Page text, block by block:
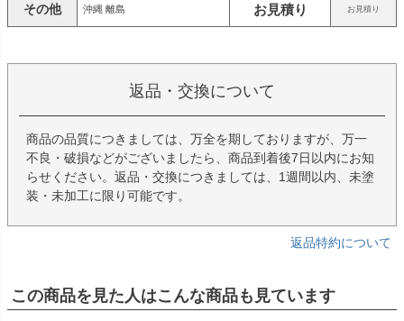
その他 沖縄 離島 お見積り お見積り
返品・交換について
商品の品質につきましては、万全を期しておりますが、万一
不良・破損などがございましたら、商品到着後7日以内にお知
らせください。返品・交換につきましては、1週間以内、未塗
装・未加工に限り可能です。
返品特約について
この商品を見た人はこんな商品も見ています